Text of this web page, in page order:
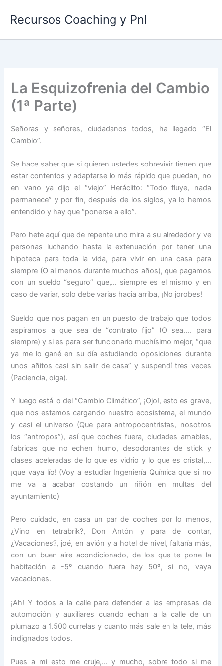
Recursos Coaching y Pnl
La Esquizofrenia del Cambio
(1ª Parte)
Señoras y señores, ciudadanos todos, ha llegado “El
Cambio”.
Se hace saber que si quieren ustedes sobrevivir tienen que
estar contentos y adaptarse lo más rápido que puedan, no
en vano ya dijo el “viejo” Heráclito: “Todo fluye, nada
permanece” y por fin, después de los siglos, ya lo hemos
entendido y hay que “ponerse a ello”.
Pero hete aquí que de repente uno mira a su alrededor y ve
personas luchando hasta la extenuación por tener una
hipoteca para toda la vida, para vivir en una casa para
siempre (O al menos durante muchos años), que pagamos
con un sueldo “seguro” que,… siempre es el mismo y en
caso de variar, solo debe varias hacia arriba, ¡No jorobes!
Sueldo que nos pagan en un puesto de trabajo que todos
aspiramos a que sea de “contrato fijo” (O sea,… para
siempre) y si es para ser funcionario muchísimo mejor, “que
ya me lo gané en su día estudiando oposiciones durante
unos añitos casi sin salir de casa” y suspendí tres veces
(Paciencia, oiga).
Y luego está lo del “Cambio Climático”, ¡Ojo!, esto es grave,
que nos estamos cargando nuestro ecosistema, el mundo
y casi el universo (Que para antropocentristas, nosotros
los “antropos”), así que coches fuera, ciudades amables,
fabricas que no echen humo, desodorantes de stick y
clases aceleradas de lo que es vidrio y lo que es cristal,…
¡que vaya lío! (Voy a estudiar Ingeniería Química que si no
me va a acabar costando un riñón en multas del
ayuntamiento)
Pero cuidado, en casa un par de coches por lo menos,
¿Vino en tetrabrik?, Don Antón y para de contar,
¿Vacaciones?, joé, en avión y a hotel de nivel, faltaría más,
con un buen aire acondicionado, de los que te pone la
habitación a -5º cuando fuera hay 50º, si no, vaya
vacaciones.
¡Ah! Y todos a la calle para defender a las empresas de
automoción y auxiliares cuando echan a la calle de un
plumazo a 1.500 currelas y cuanto más sale en la tele, más
indignados todos.
Pues a mi esto me cruje,… y mucho, sobre todo si me